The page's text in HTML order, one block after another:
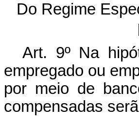
Do Regime
Art. 9º Na
empregado ou
por meio de
compensadas